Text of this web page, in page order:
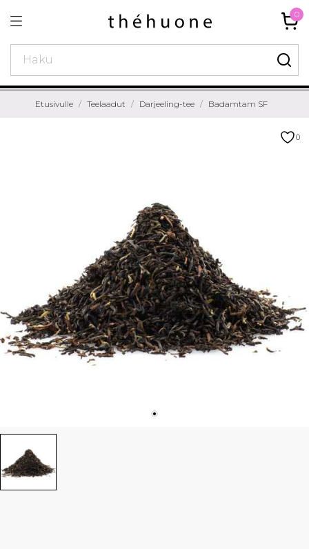
0
Etusivulle Teelaadut Darjeeling-tee Badamtam SF
0